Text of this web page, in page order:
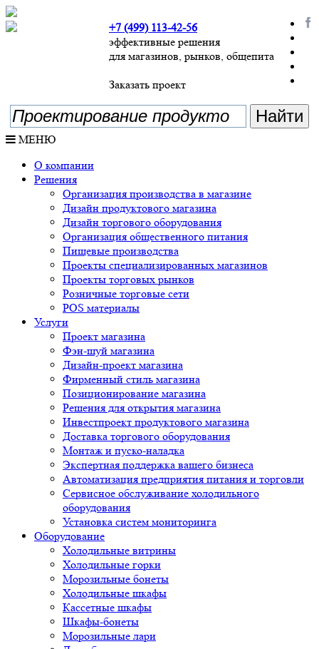
+7 (499) 113-42-56
эффективные решения
для магазинов, рынков, общепита
Заказать проект
МЕНЮ
О компании
Решения
Организация производства в магазине
Дизайн продуктового магазина
Дизайн торгового оборудования
Организация общественного питания
Пищевые производства
Проекты специализированных магазинов
Проекты торговых рынков
Розничные торговые сети
POS материалы
Услуги
Проект магазина
Фэн-шуй магазина
Дизайн-проект магазина
Фирменный стиль магазина
Позиционирование магазина
Решения для открытия магазина
Инвестпроект продуктового магазина
Доставка торгового оборудования
Монтаж и пуско-наладка
Экспертная поддержка вашего бизнеса
Автоматизация предприятия питания и торговли
Сервисное обслуживание холодильного
оборудования
Установка систем мониторинга
Оборудование
Холодильные витрины
Холодильные горки
Морозильные бонеты
Холодильные шкафы
Кассетные шкафы
Шкафы-бонеты
Морозильные лари